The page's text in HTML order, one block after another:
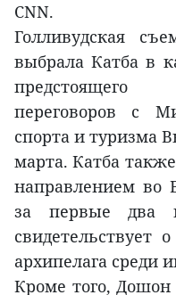
CNN.
Голливудская
выбрала Катба в
предстоящего
переговоров с
спорта и туризма
марта. Катба
направлением во
за первые два
свидетельствует
архипелага среди
Кроме того, Дошон